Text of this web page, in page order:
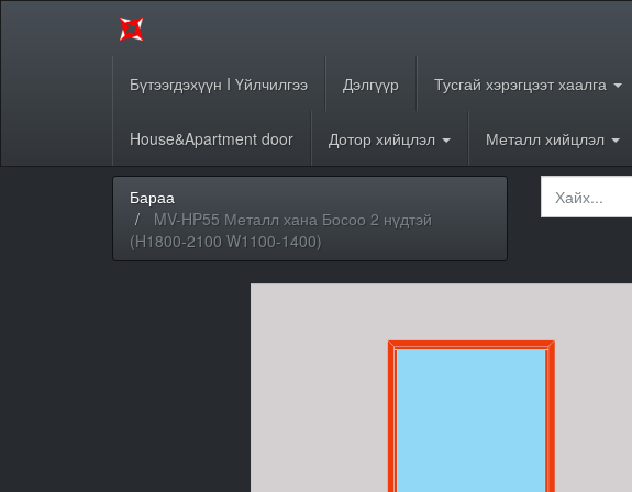
Бүтээгдэхүүн I Үйлчилгээ Дэлгүүр Тусгай хэрэгцээт хаалга
House&Apartment door Дотор хийцлэл Металл хийцлэл
Бараа
MV-HP55 Металл хана Босоо 2 нүдтэй
(H1800-2100 W1100-1400)